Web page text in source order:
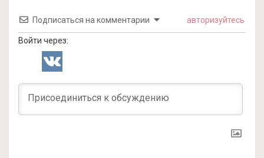
Подписаться на комментарии авторизуйтесь
Войти через: